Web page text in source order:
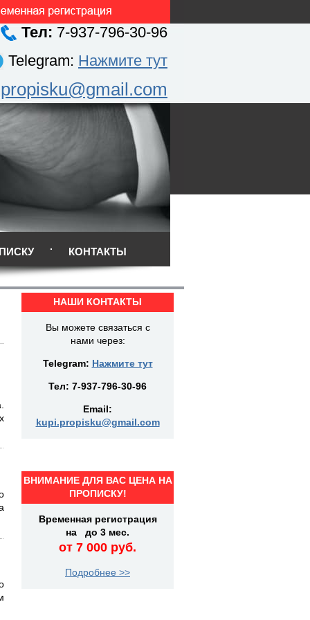
Тел: 7-937-796-30-96
Telegram: Нажмите тут
КОНТАКТЫ
НАШИ КОНТАКТЫ
Вы можете связаться с
нами через:
Telegram: Нажмите тут
Тел: 7-937-796-30-96
Email:
kupi.propisku@gmail.com
ВНИМАНИЕ ДЛЯ ВАС ЦЕНА НА
ПРОПИСКУ!
Временная регистрация
на до 3 мес.
от 7 000 руб.
Подробнее >>